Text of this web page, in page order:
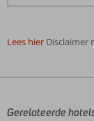
Lees hier Disclaimer
door
Gerelateerde